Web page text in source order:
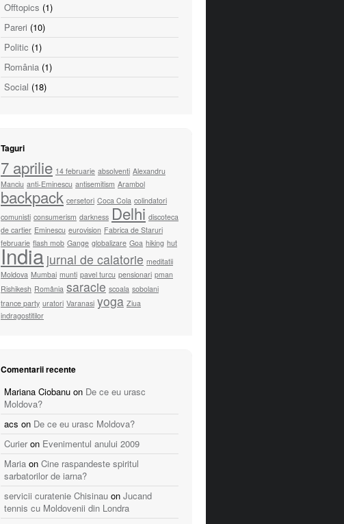
Offtopics (1)
Pareri (10)
Politic (1)
România (1)
Social (18)
Taguri
7 aprilie 14 februarie absolventi Alexandru
Manciu anti-Eminescu antisemitism Arambol
backpack cersetori Coca Cola colindatori
comunisti consumerism darkness Delhi discoteca
de cartier Eminescu eurovision Fabrica de Staruri
februarie flash mob Gange globalizare Goa hiking hut
India jurnal de calatorie meditatii
Moldova Mumbai munti pavel turcu pensionari pman
Rishikesh România saracie scoala sobolani
trance party uratori Varanasi yoga Ziua
indragostitilor
Comentarii recente
Mariana Ciobanu on De ce eu urasc
Moldova?
acs on De ce eu urasc Moldova?
Curieron Evenimentul anului 2009
Maria on Cine raspandeste spiritul
sarbatorilor de iarna?
servicii curatenie Chisinau on Jucand
tennis cu Moldovenii din Londra